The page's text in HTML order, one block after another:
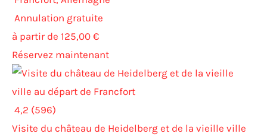
Annulation gratuite
à partir de 125,00 €
Réservez maintenant
4,2 (596)
Visite du château de Heidelberg et de la vieille ville